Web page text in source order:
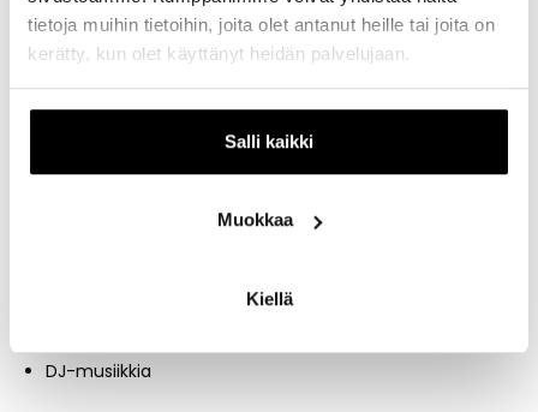
tietoja muihin tietoihin, joita olet antanut heille tai joita on
kerätty, kun olet käyttänyt heidän palvelujaan.
Salli kaikki
Muokkaa
Kiellä
Paperikukkien askartelutyöpaja
Kasviväritaiteilua
Eid-korttityöpaja
Juhlakuvaus selfiepisteessä
DJ-musiikkia